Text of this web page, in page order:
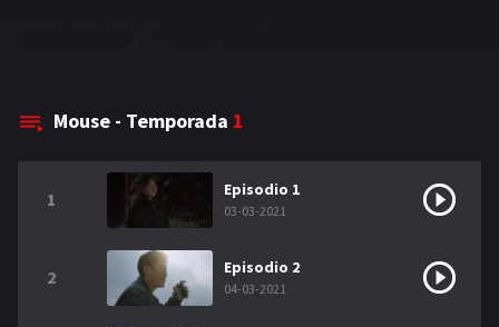
Mouse - Temporada 1
1 Episodio 1
03-03-2021
2 Episodio 2
04-03-2021